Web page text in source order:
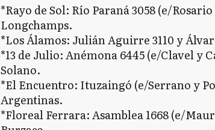
*Rayo de Sol: Río Paraná 3058 (e/
Longchamps.
*Los Álamos: Julián Aguirre 3110 y
*13 de Julio: Anémona 6445 (e/Clavel y
Solano.
*El Encuentro: Ituzaingó (e/Serrano y
Argentinas.
*Floreal Ferrara: Asamblea 1668 (e/